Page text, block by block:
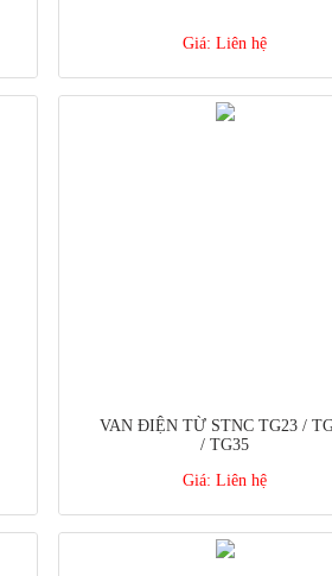
Giá: Liên hệ
VAN ĐIỆN TỪ STNC TG23 /
/ TG35
Giá: Liên hệ